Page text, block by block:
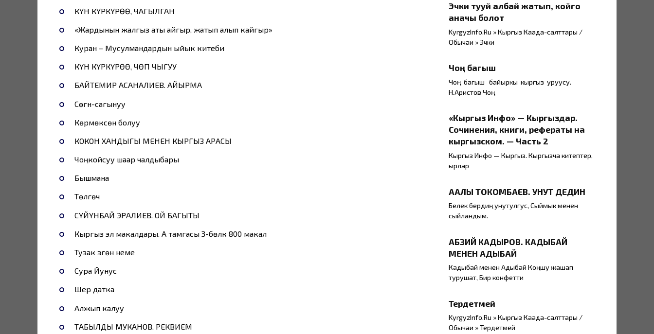
КҮН КҮРКҮРӨӨ, ЧАГЫЛГАН
«Жардынын жалгыз аты айгыр, жатып алып кайгыр»
Куран – Мусулмандардын ыйык китеби
КҮН КҮРКҮРӨӨ, ЧӨП ЧЫГУУ
БАЙТЕМИР АСАНАЛИЕВ. АЙЫРМА
Сөгүнүү-сагынуу
Көрмөксөн болуу
КОКОН ХАНДЫГЫ МЕНЕН КЫРГЫЗ АРАСЫ
Чоңкойсуу шаар чалдыбары
Бышмана
Төлгөчү
СҮЙҮНБАЙ ЭРАЛИЕВ. ОЙ БАГЫТЫ
Кыргыз эл макалдары. А тамгасы 3-бөлүк 800 макал
Тузак үзгөн неме
Сура Йунус
Шер датка
Алжып калуу
ТАБЫЛДЫ МУКАНОВ. РЕКВИЕМ
Эчки тууй албай жатып, койго
аначы болот
KyrgyzInfo.Ru » Кыргыз Каада-салттары /
Обычаи » Эчки
Чоң багыш
Чоң багыш байыркы кыргыз уруусу.
Н.Аристов Чоң
«Кыргыз Инфо» — Кыргыздар.
Сочинения, книги, рефераты на
кыргызском. — Часть 2
Кыргыз Инфо — Кыргыз. Кыргызча китептер,
ырлар
ААЛЫ ТОКОМБАЕВ. УНУТ ДЕДИН
Белек бердиң унутулгус, Сыймык менен
сыйландым.
АБЗИЙ КАДЫРОВ. КАДЫБАЙ
МЕНЕН АДЫБАЙ
Кадыбай менен Адыбай Коңшу жашап
турушат, Бир конфетти
Тердетмей
KyrgyzInfo.Ru » Кыргыз Каада-салттары /
Обычаи » Тердетмей